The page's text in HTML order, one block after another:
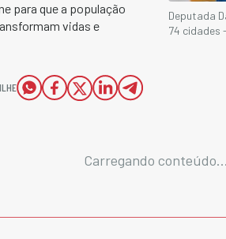
para que a população
vidas e
Deputada
74 cidades
Carregando conteúdo...